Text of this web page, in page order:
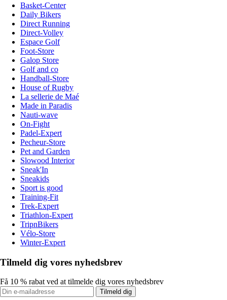
Basket-Center
Daily Bikers
Direct Running
Direct-Volley
Espace Golf
Foot-Store
Galop Store
Golf and co
Handball-Store
House of Rugby
La sellerie de Maé
Made in Paradis
Nauti-wave
On-Fight
Padel-Expert
Pecheur-Store
Pet and Garden
Slowood Interior
Sneak'In
Sneakids
Sport is good
Training-Fit
Trek-Expert
Triathlon-Expert
TripnBikers
Vélo-Store
Winter-Expert
Tilmeld dig vores nyhedsbrev
Få 10 % rabat ved at tilmelde dig vores nyhedsbrev
Tilmeld dig